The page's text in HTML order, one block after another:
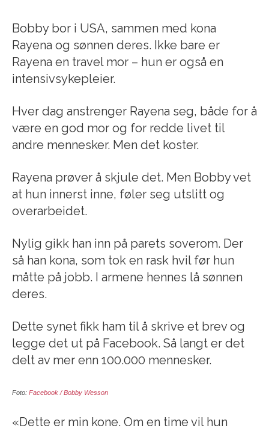
Bobby bor i USA, sammen med kona
Rayena og sønnen deres. Ikke bare er
Rayena en travel mor – hun er også en
intensivsykepleier.
Hver dag anstrenger Rayena seg, både for å
være en god mor og for redde livet til
andre mennesker. Men det koster.
Rayena prøver å skjule det. Men Bobby vet
at hun innerst inne, føler seg utslitt og
overarbeidet.
Nylig gikk han inn på parets soverom. Der
så han kona, som tok en rask hvil før hun
måtte på jobb. I armene hennes lå sønnen
deres.
Dette synet fikk ham til å skrive et brev og
legge det ut på Facebook. Så langt er det
delt av mer enn 100.000 mennesker.
Foto: Facebook / Bobby Wesson
«Dette er min kone. Om en time vil hun